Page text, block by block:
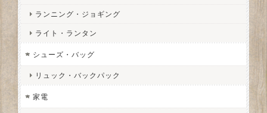
ランニング・ジョギング
ライト・ランタン
シューズ・バッグ
リュック・バックパック
家電